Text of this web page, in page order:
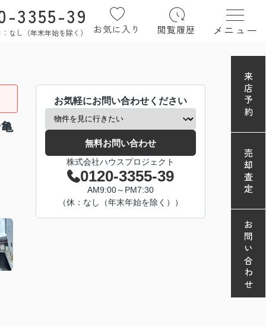
3355-39
なし（年末年始を除く） お気に入り 閲覧履歴 メニュー
お気軽にお問い合わせください
無料お問い合わせ
株式会社ハウスプロジェクト
0120-3355-39
AM9:00～PM7:30
（休：なし（年末年始を除く））
来店予約
売却査定
お問い合わせ